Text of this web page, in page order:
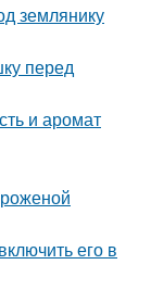
землянику
перед
и аромат
его в